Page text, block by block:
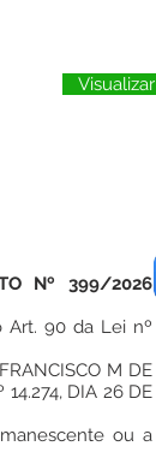
Visualizar
Nº 399/2026
Art. 90 da Lei nº
M DE
DIA 26 DE
ou a